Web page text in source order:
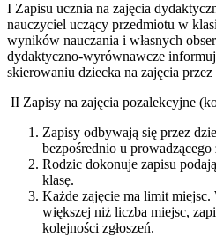
I Zapisu ucznia na zajęcia
nauczyciel uczący przedmiotu w
wyników nauczania i własnych
dydaktyczno-wyrównawcze
skierowaniu dziecka na zajęcia
II Zapisy na zajęcia pozalekcyjne
Zapisy odbywają się przez
bezpośrednio u prowadzącego
Rodzic dokonuje zapisu
klasę.
Każde zajęcie ma limit
większej niż liczba miejsc,
kolejności zgłoszeń.